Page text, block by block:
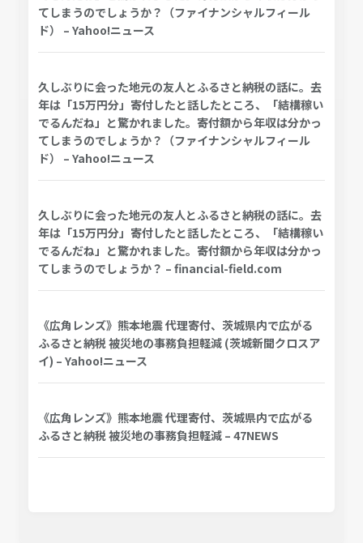
てしまうのでしょうか？（ファイナンシャルフィール
ド） – Yahoo!ニュース
久しぶりに会った地元の友人とふるさと納税の話に。去
年は「15万円分」寄付したと話したところ、「結構稼い
でるんだね」と驚かれました。寄付額から年収は分かっ
てしまうのでしょうか？（ファイナンシャルフィール
ド） – Yahoo!ニュース
久しぶりに会った地元の友人とふるさと納税の話に。去
年は「15万円分」寄付したと話したところ、「結構稼い
でるんだね」と驚かれました。寄付額から年収は分かっ
てしまうのでしょうか？ – financial-field.com
《広角レンズ》熊本地震 代理寄付、茨城県内で広がる
ふるさと納税 被災地の事務負担軽減 (茨城新聞クロスア
イ) – Yahoo!ニュース
《広角レンズ》熊本地震 代理寄付、茨城県内で広がる
ふるさと納税 被災地の事務負担軽減 – 47NEWS